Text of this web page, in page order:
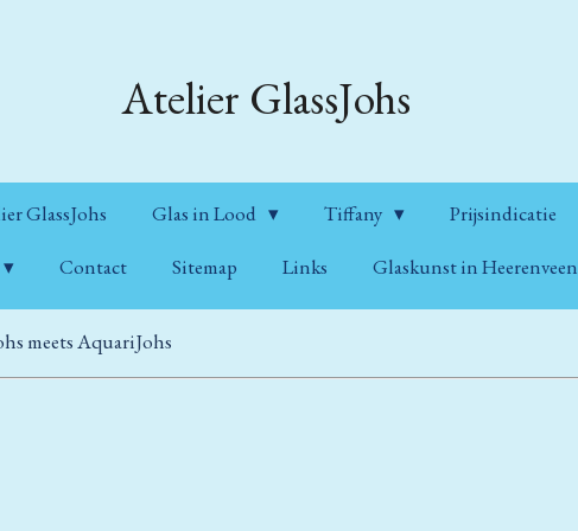
Atelier GlassJohs
GlassJohs Glas in Lood Tiffany Prijsindicatie
Contact Sitemap Links Glaskunst in Heerenveen
meets AquariJohs